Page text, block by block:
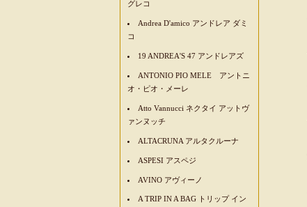
グレコ
Andrea D'amico アンドレア ダミ
コ
19 ANDREA'S 47 アンドレアズ
ANTONIO PIO MELE アントニ
オ・ピオ・メーレ
Atto Vannucci ネクタイ アットヴ
ァンヌッチ
ALTACRUNA アルタクルーナ
ASPESI アスペジ
AVINO アヴィーノ
A TRIP IN A BAG トリップ イン